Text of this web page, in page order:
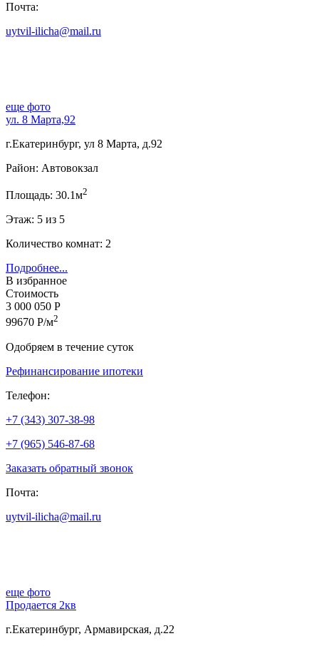
Почта:
uytvil-ilicha@mail.ru
еще фото
ул. 8 Марта,92
г.Екатеринбург, ул 8 Марта, д.92
Район: Автовокзал
Площадь: 30.1м2
Этаж: 5 из 5
Количество комнат: 2
Подробнее...
В избранное
Стоимость
3 000 050 Р
99670 Р/м2
Одобряем в течение суток
Рефинансирование ипотеки
Телефон:
+7 (343) 307-38-98
+7 (965) 546-87-68
Заказать обратный звонок
Почта:
uytvil-ilicha@mail.ru
еще фото
Продается 2кв
г.Екатеринбург, Армавирская, д.22